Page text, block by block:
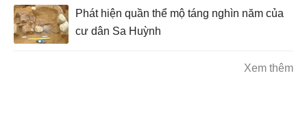
Phát hiện quần thể mộ táng nghìn năm của
cư dân Sa Huỳnh
Xem thêm